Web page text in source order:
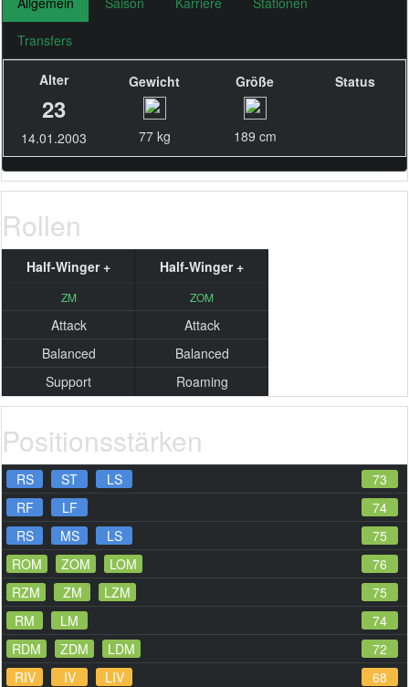
Transfers
Alter
23
14.01.2003
Gewicht
77 kg
Größe
189 cm
Status
Rollen
Half-Winger +
ZM
Attack
Balanced
Support
Half-Winger +
ZOM
Attack
Balanced
Roaming
Positionsstärken
RS ST LS
73
RF
LF
74
RS
MS LS
75
ROM
ZOM LOM
76
RZM
ZM LZM
75
RM
LM
74
RDM
ZDM LDM
72
RIV
IV LIV
68